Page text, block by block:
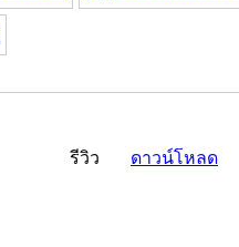
รีวิว ดาวน์โหลด